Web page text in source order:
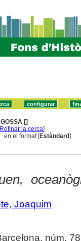
[]
Refinar la cerca]
en el format [Estàndard]
Joaquim
núm.